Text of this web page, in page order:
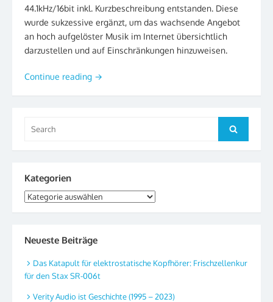
44.1kHz/16bit inkl. Kurzbeschreibung entstanden. Diese
wurde sukzessive ergänzt, um das wachsende Angebot
an hoch aufgelöster Musik im Internet übersichtlich
darzustellen und auf Einschränkungen hinzuweisen.
Continue reading →
for:
Search
Kategorien
Kategorien
Neueste Beiträge
Das Katapult für elektrostatische Kopfhörer: Frischzellenkur
für den Stax SR-006t
Verity Audio ist Geschichte (1995 – 2023)